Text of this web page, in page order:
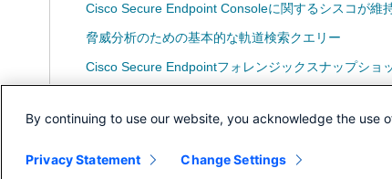
Cisco Secure Endpoint Consoleに関するシスコが維
脅威分析のための基本的な軌道検索クエリー
Cisco Secure Endpointフォレンジックスナップショ
エンドポイントコンソール用AMPと最後に確認した
By continuing to use our website, you acknowledge the use
Privacy Statement Change Settings